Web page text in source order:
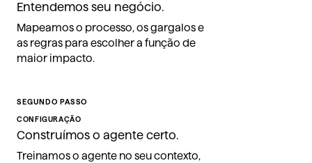
Entendemos seu negócio.
Mapeamos o processo, os gargalos e
as regras para escolher a função de
maior impacto.
SEGUNDO PASSO
CONFIGURAÇÃO
Construímos o agente certo.
Treinamos o agente no seu contexto,